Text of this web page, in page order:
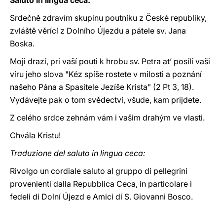
Srdečně zdravím skupinu poutníku z České republiky,
zvláště věrící z Dolního Újezdu a pátele sv. Jana
Boska.
Moji drazí, pri vaší pouti k hrobu sv. Petra at’ posílí vaši
víru jeho slova "Kéz spíše rostete v milosti a poznání
našeho Pána a Spasitele Jezíše Krista" (2 Pt 3, 18).
Vydávejte pak o tom svědectví, všude, kam prijdete.
Z celého srdce zehnám vám i vašim drahým ve vlasti.
Chvála Kristu!
Traduzione del saluto in lingua ceca:
Rivolgo un cordiale saluto al gruppo di pellegrini
provenienti dalla Repubblica Ceca, in particolare i
fedeli di Dolní Újezd e Amici di S. Giovanni Bosco.